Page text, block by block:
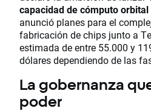
capacidad de cómputo
anunció planes para el
fabricación de chips junto a
estimada de entre 55.000 y
dólares dependiendo de las
La gobernanza
poder